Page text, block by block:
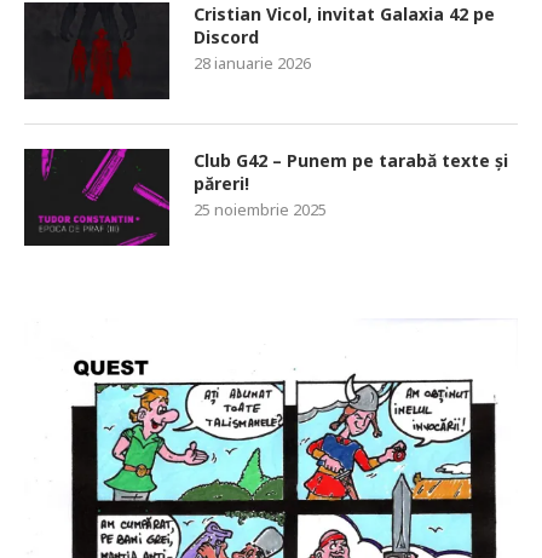
Cristian Vicol, invitat Galaxia 42 pe
Discord
28 ianuarie 2026
Club G42 – Punem pe tarabă texte și
păreri!
25 noiembrie 2025